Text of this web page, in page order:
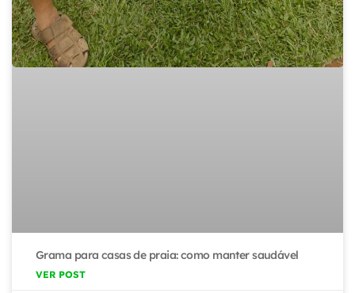
Grama para casas de praia: como manter saudável
VER POST